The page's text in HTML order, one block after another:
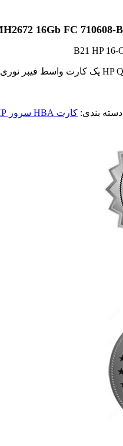
دسته بندی: کارت HBA سرور HP